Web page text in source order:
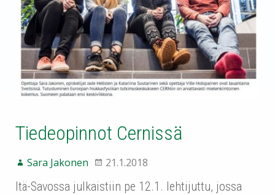
Tiedeopinnot Cernissä
Sara Jakonen 21.1.2018
Itä-Savossa julkaistiin pe 12.1. lehtijuttu, jossa